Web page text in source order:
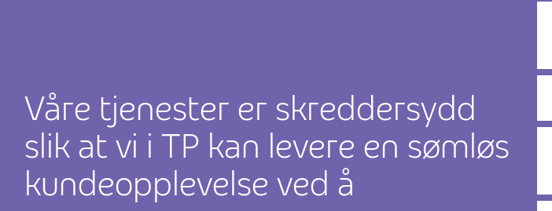
Våre tjenester er skreddersydd
slik at vi i TP kan levere en sømløs
kundeopplevelse ved å